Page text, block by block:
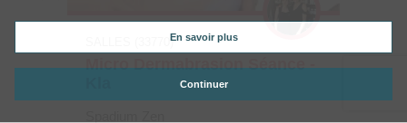
SALLES (33770)
Micro Dermabrasion Séance -
En savoir plus
Continuer